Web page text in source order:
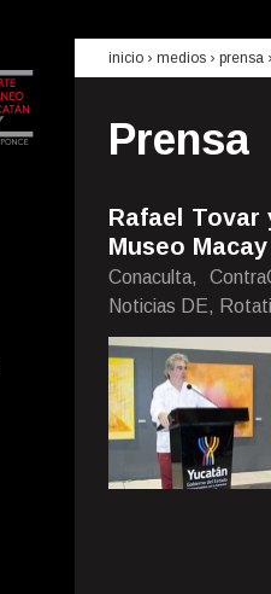
inicio › medios › prensa
Prensa
Rafael Tovar
Museo
Conaculta,
Noticias DE,